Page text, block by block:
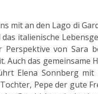
mit an den Lago di
italienische
von Sara
Auch das
Elena Sonnberg mit
Pepe der gute